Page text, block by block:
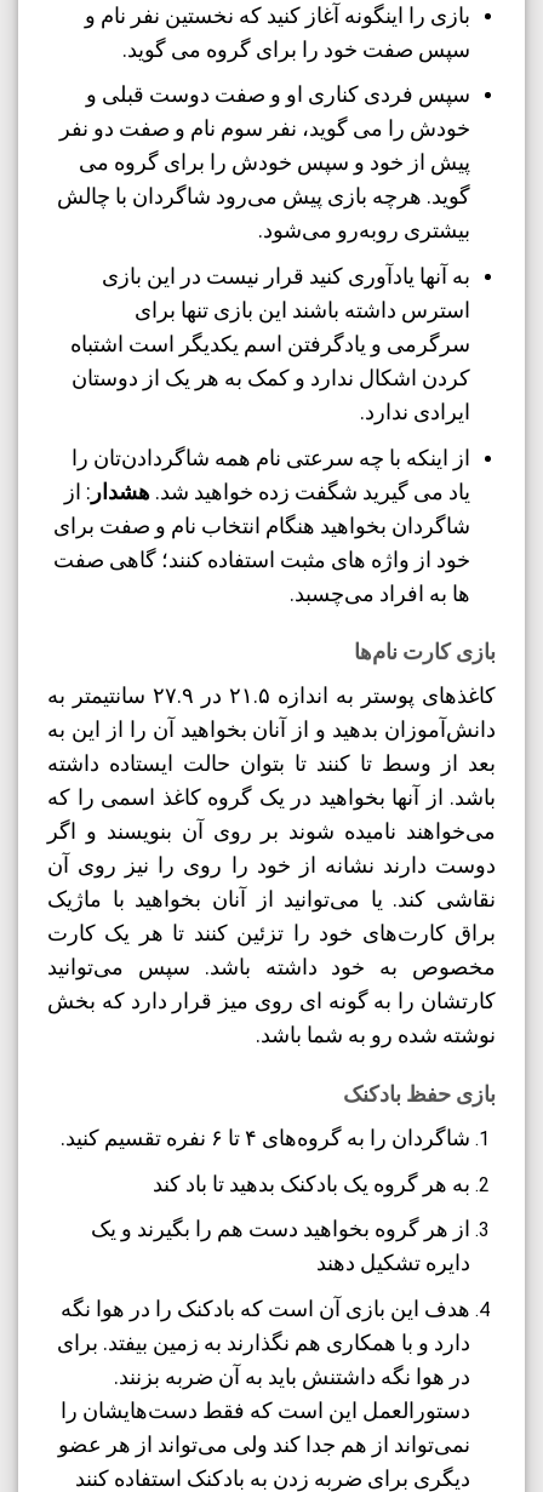
بازی را اینگونه آغاز کنید که نخستین نفر نام و
سپس صفت خود را برای گروه می گوید.
سپس فردی کناری او و صفت دوست قبلی و
خودش را می گوید، نفر سوم نام و صفت دو نفر
پیش از خود و سپس خودش را برای گروه می
گوید. هرچه بازی پیش می‌رود شاگردان با چالش
بیشتری روبه‌رو می‌شود.
به آنها یادآوری کنید قرار نیست در این بازی
استرس داشته باشند این بازی تنها برای
سرگرمی و یادگرفتن اسم یکدیگر است اشتباه
کردن اشکال ندارد و کمک به هر یک از دوستان
ایرادی ندارد.
از اینکه با چه سرعتی نام همه شاگردادن‌تان را
یاد می گیرید شگفت زده خواهید شد. هشدار : از
شاگردان بخواهید هنگام انتخاب نام و صفت برای
خود از واژه های مثبت استفاده کنند؛ گاهی صفت
ها به افراد می‌چسبد.
بازی کارت نام‌ها
کاغذهای پوستر به اندازه ۲۱.۵ در ۲۷.۹ سانتیمتر به
دانش‌آموزان بدهید و از آنان بخواهید آن را از این به
بعد از وسط تا کنند تا بتوان حالت ایستاده داشته
باشد. از آنها بخواهید در یک گروه کاغذ اسمی را که
می‌خواهند نامیده شوند بر روی آن بنویسند و اگر
دوست دارند نشانه از خود را روی را نیز روی آن
نقاشی کند. یا می‌توانید از آنان بخواهید با ماژیک
براق کارت‌های خود را تزئین کنند تا هر یک کارت
مخصوص به خود داشته باشد. سپس می‌توانید
کارتشان را به گونه ای روی میز قرار دارد که بخش
نوشته شده رو به شما باشد.
بازی حفظ بادکنک
شاگردان را به گروه‌های ۴ تا ۶ نفره تقسیم کنید.
به هر گروه یک بادکنک بدهید تا باد کند
از هر گروه بخواهید دست هم را بگیرند و یک
دایره تشکیل دهند
هدف این بازی آن است که بادکنک را در هوا نگه
دارد و با همکاری هم نگذارند به زمین بیفتد. برای
در هوا نگه داشتنش باید به آن ضربه بزنند.
دستورالعمل این است که فقط دست‌هایشان را
نمی‌تواند از هم جدا کند ولی می‌تواند از هر عضو
دیگری برای ضربه زدن به بادکنک استفاده کنند